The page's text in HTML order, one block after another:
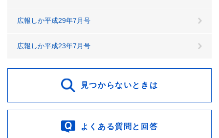
広報しか平成29年7月号
広報しか平成23年7月号
見つからないときは
よくある質問と回答